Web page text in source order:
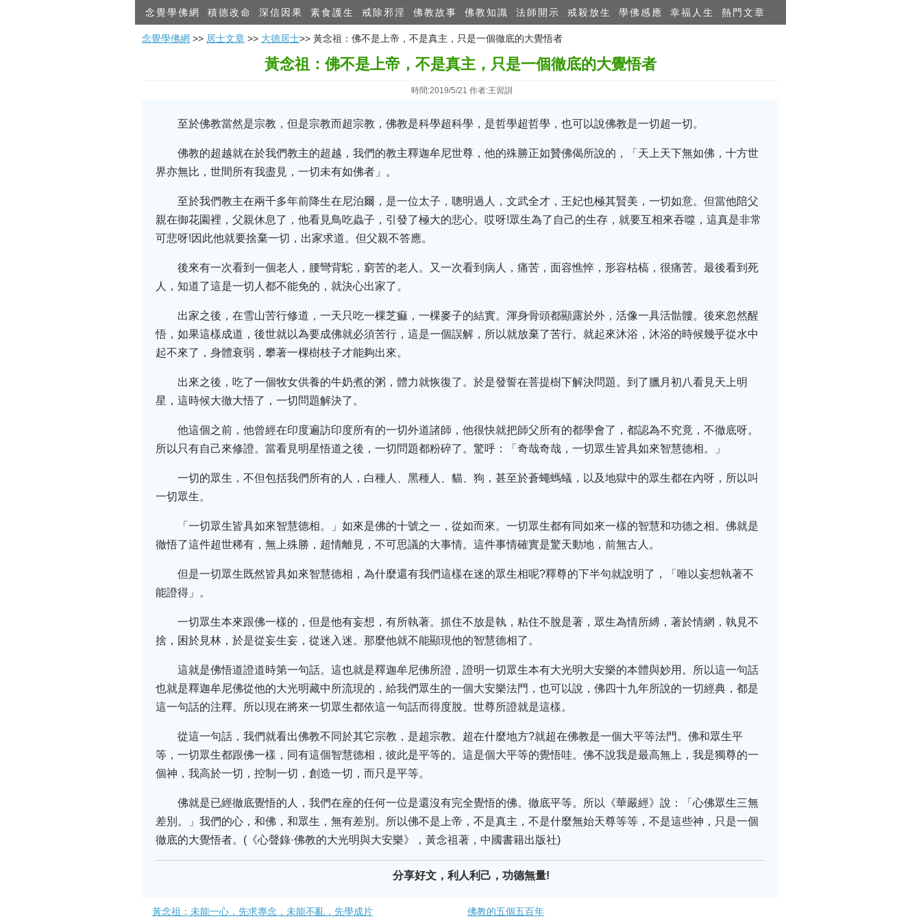
念覺學佛網 積德改命 深信因果 素食護生 戒除邪淫 佛教故事 佛教知識 法師開示 戒殺放生 學佛感應 幸福人生 熱門文章
念覺學佛網 >> 居士文章 >> 大德居士>> 黃念祖：佛不是上帝，不是真主，只是一個徹底的大覺悟者
黃念祖：佛不是上帝，不是真主，只是一個徹底的大覺悟者
時間:2019/5/21 作者:王習訓
至於佛教當然是宗教，但是宗教而超宗教，佛教是科學超科學，是哲學超哲學，也可以說佛教是一切超一切。
佛教的超越就在於我們教主的超越，我們的教主釋迦牟尼世尊，他的殊勝正如贊佛偈所說的，「天上天下無如佛，十方世
界亦無比，世間所有我盡見，一切未有如佛者」。
至於我們教主在兩千多年前降生在尼泊爾，是一位太子，聰明過人，文武全才，王妃也極其賢美，一切如意。但當他陪父
親在御花園裡，父親休息了，他看見鳥吃蟲子，引發了極大的悲心。哎呀!眾生為了自己的生存，就要互相來吞噬，這真是非常
可悲呀!因此他就要捨棄一切，出家求道。但父親不答應。
後來有一次看到一個老人，腰彎背駝，窮苦的老人。又一次看到病人，痛苦，面容憔悴，形容枯槁，很痛苦。最後看到死
人，知道了這是一切人都不能免的，就決心出家了。
出家之後，在雪山苦行修道，一天只吃一棵芝痲，一棵麥子的結實。渾身骨頭都顯露於外，活像一具活骷髏。後來忽然醒
悟，如果這樣成道，後世就以為要成佛就必須苦行，這是一個誤解，所以就放棄了苦行。就起來沐浴，沐浴的時候幾乎從水中
起不來了，身體衰弱，攀著一棵樹枝子才能夠出來。
出來之後，吃了一個牧女供養的牛奶煮的粥，體力就恢復了。於是發誓在菩提樹下解決問題。到了臘月初八看見天上明
星，這時候大徹大悟了，一切問題解決了。
他這個之前，他曾經在印度遍訪印度所有的一切外道諸師，他很快就把師父所有的都學會了，都認為不究竟，不徹底呀。
所以只有自己來修證。當看見明星悟道之後，一切問題都粉碎了。驚呼：「奇哉奇哉，一切眾生皆具如來智慧德相。」
一切的眾生，不但包括我們所有的人，白種人、黑種人、貓、狗，甚至於蒼蠅螞蟻，以及地獄中的眾生都在內呀，所以叫
一切眾生。
「一切眾生皆具如來智慧德相。」如來是佛的十號之一，從如而來。一切眾生都有同如來一樣的智慧和功德之相。佛就是
徹悟了這件超世稀有，無上殊勝，超情離見，不可思議的大事情。這件事情確實是驚天動地，前無古人。
但是一切眾生既然皆具如來智慧德相，為什麼還有我們這樣在迷的眾生相呢?釋尊的下半句就說明了，「唯以妄想執著不
能證得」。
一切眾生本來跟佛一樣的，但是他有妄想，有所執著。抓住不放是執，粘住不脫是著，眾生為情所縛，著於情網，執見不
捨，困於見林，於是從妄生妄，從迷入迷。那麼他就不能顯現他的智慧德相了。
這就是佛悟道證道時第一句話。這也就是釋迦牟尼佛所證，證明一切眾生本有大光明大安樂的本體與妙用。所以這一句話
也就是釋迦牟尼佛從他的大光明藏中所流現的，給我們眾生的一個大安樂法門，也可以說，佛四十九年所說的一切經典，都是
這一句話的注釋。所以現在將來一切眾生都依這一句話而得度脫。世尊所證就是這樣。
從這一句話，我們就看出佛教不同於其它宗教，是超宗教。超在什麼地方?就超在佛教是一個大平等法門。佛和眾生平
等，一切眾生都跟佛一樣，同有這個智慧德相，彼此是平等的。這是個大平等的覺悟哇。佛不說我是最高無上，我是獨尊的一
個神，我高於一切，控制一切，創造一切，而只是平等。
佛就是已經徹底覺悟的人，我們在座的任何一位是還沒有完全覺悟的佛。徹底平等。所以《華嚴經》說：「心佛眾生三無
差別。」我們的心，和佛，和眾生，無有差別。所以佛不是上帝，不是真主，不是什麼無始天尊等等，不是這些神，只是一個
徹底的大覺悟者。(《心聲錄·佛教的大光明與大安樂》，黃念祖著，中國書籍出版社)
分享好文，利人利己，功德無量!
黃念祖：未能一心，先求專念，未能不亂，先學成片 佛教的五個五百年